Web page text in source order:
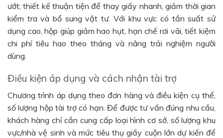
ướt; thiết kế thuận tiện để thay giấy nhanh, giảm thời gian
kiểm tra và bổ sung vật tư. Với khu vực có tần suất sử
dụng cao, hộp giúp giảm hao hụt, hạn chế rơi vãi, tiết kiệm
chi phí tiêu hao theo tháng và nâng trải nghiệm người
dùng.
Điều kiện áp dụng và cách nhận tài trợ
Chương trình áp dụng theo đơn hàng và điều kiện cụ thể,
số lượng hộp tài trợ có hạn. Để được tư vấn đúng nhu cầu,
khách hàng chỉ cần cung cấp loại hình cơ sở, số lượng khu
vực/nhà vệ sinh và mức tiêu thụ giấy cuộn lớn dự kiến để